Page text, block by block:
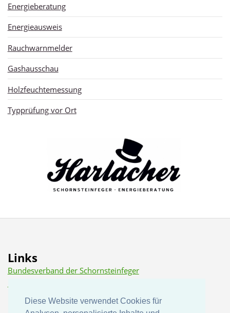
Diese Website verwendet Cookies für
Diese Website verwendet Cookies für
Energieberatung
Energieausweis
Rauchwarnmelder
Gashausschau
Holzfeuchtemessung
Typprüfung vor Ort
Links
Bundesverband der Schornsteinfeger